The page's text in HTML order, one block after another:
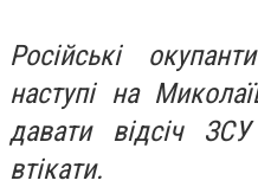
Російські
наступі на
давати відсіч
втікати.